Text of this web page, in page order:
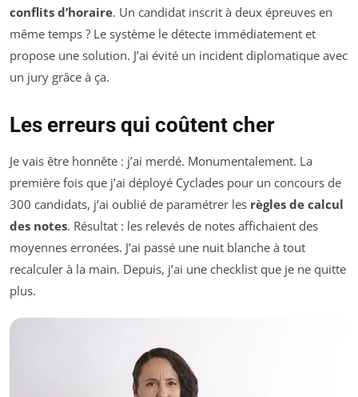
conflits d’horaire. Un candidat inscrit à deux épreuves en
même temps ? Le système le détecte immédiatement et
propose une solution. J’ai évité un incident diplomatique avec
un jury grâce à ça.
Les erreurs qui coûtent cher
Je vais être honnête : j’ai merdé. Monumentalement. La
première fois que j’ai déployé Cyclades pour un concours de
300 candidats, j’ai oublié de paramétrer les règles de calcul
des notes. Résultat : les relevés de notes affichaient des
moyennes erronées. J’ai passé une nuit blanche à tout
recalculer à la main. Depuis, j’ai une checklist que je ne quitte
plus.